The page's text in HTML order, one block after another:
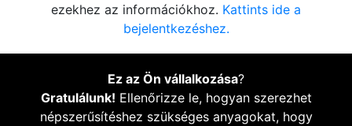
ezekhez az információkhoz. Kattints ide a
bejelentkezéshez.
Ez az Ön vállalkozása?
Gratulálunk! Ellenőrizze le, hogyan szerezhet
népszerűsítéshez szükséges anyagokat, hogy